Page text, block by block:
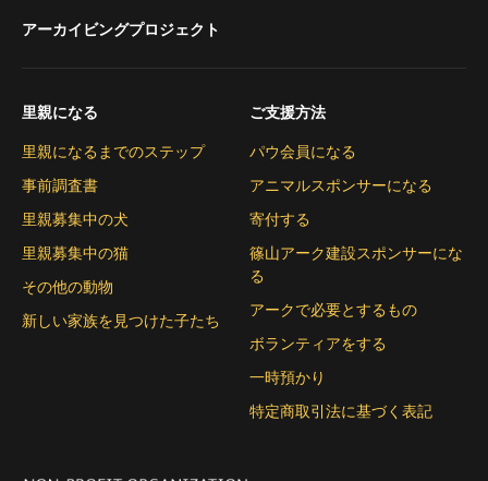
アーカイビングプロジェクト
里親になる
里親になるまでのステップ
事前調査書
里親募集中の犬
里親募集中の猫
その他の動物
新しい家族を見つけた子たち
ご支援方法
パウ会員になる
アニマルスポンサーになる
寄付する
篠山アーク建設スポンサーにな
る
アークで必要とするもの
ボランティアをする
一時預かり
特定商取引法に基づく表記